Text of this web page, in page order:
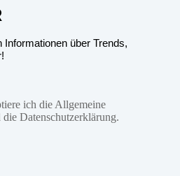
Informationen über Trends,
ich die Allgemeine
Datenschutzerklärung.